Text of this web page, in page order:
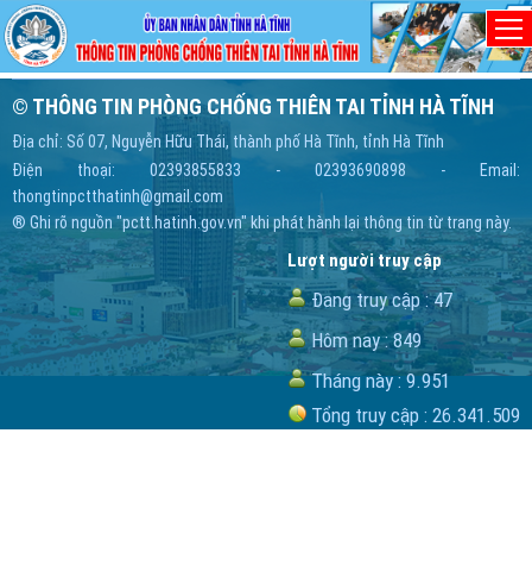
Home/ không tìm thấy trang
Trang bạn đang xem không tồn tại!
© THÔNG TIN PHÒNG CHỐNG THIÊN TAI TỈNH HÀ TĨNH
Địa chỉ: Số 07, Nguyễn Hữu Thái, thành phố Hà Tĩnh, tỉnh Hà Tĩnh
Điện thoại: 02393855833 - 02393690898 - Email:
thongtinpctthatinh@gmail.com
® Ghi rõ nguồn "pctt.hatinh.gov.vn" khi phát hành lại thông tin từ trang này.
Lượt người truy cập
Đang truy cập : 47
Hôm nay : 849
Tháng này : 9.951
Tổng truy cập : 26.341.509